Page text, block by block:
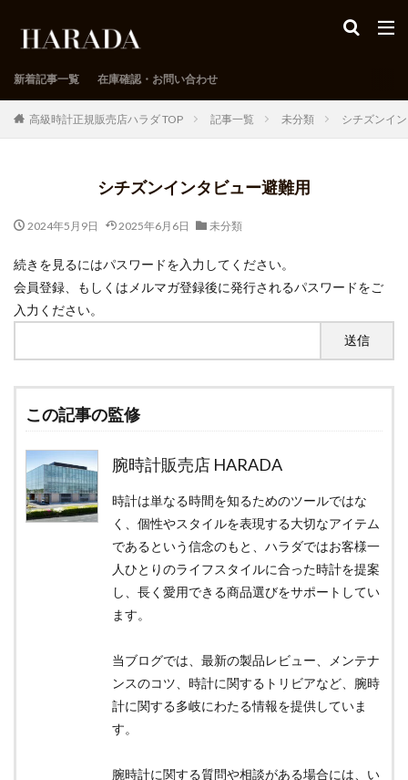
新着記事一覧 在庫確認・お問い合わせ
高級時計正規販売店ハラダ TOP 記事一覧 未分類 シチズンイ
シチズンインタビュー避難用
2024年5月9日 2025年6月6日 未分類
続きを見るにはパスワードを入力してください。
会員登録、もしくはメルマガ登録後に発行されるパスワードをご
入力ください。
この記事の監修
腕時計販売店 HARADA
時計は単なる時間を知るためのツールではな
く、個性やスタイルを表現する大切なアイテム
であるという信念のもと、ハラダではお客様一
人ひとりのライフスタイルに合った時計を提案
し、長く愛用できる商品選びをサポートしてい
ます。
当ブログでは、最新の製品レビュー、メンテナ
ンスのコツ、時計に関するトリビアなど、腕時
計に関する多岐にわたる情報を提供していま
す。
腕時計に関する質問や相談がある場合には、い